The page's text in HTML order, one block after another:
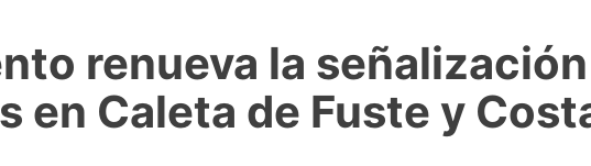
renueva la
en Caleta de Fuste y